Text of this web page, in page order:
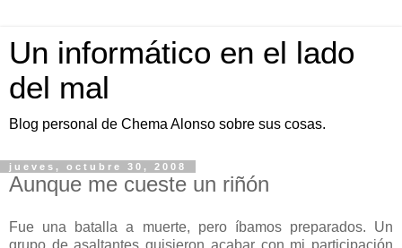
Un informático en el lado
del mal
Blog personal de Chema Alonso sobre sus cosas.
jueves, octubre 30, 2008
Aunque me cueste un riñón
Fue una batalla a muerte, pero íbamos preparados. Un
grupo de asaltantes quisieron acabar con mi participación